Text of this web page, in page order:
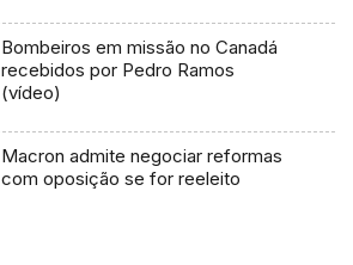
Bombeiros em missão no Canadá
recebidos por Pedro Ramos
(vídeo)
Macron admite negociar reformas
com oposição se for reeleito